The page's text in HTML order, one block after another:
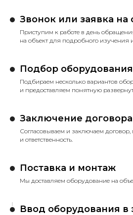
Звонок или заявка на
Приступим к работе в день
на объект для подробного изучения
Подбор оборудования
Подбираем несколько вариантов
и предоставляем понятную
Заключение договора
Согласовываем и заключаем
и ответственность.
Поставка и монтаж
Мы доставляем оборудование на
Ввод оборудования в